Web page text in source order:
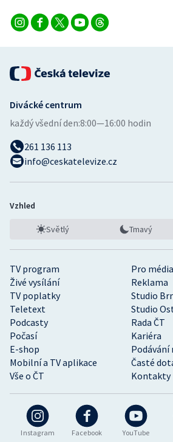
Volejbal
Instagram Facebook YouTube
TV program
Pro média
Živé vysílání
Reklama
TV poplatky
Studio
Teletext
Studio
Podcasty
Rada ČT
Počasí
Kariéra
E-shop
Podávání
Mobilní a TV aplikace
Časté
Vše o ČT
Kontakty
Divácké centrum
každý všední den:8:00—16:00 hodin
261 136 113
info@ceskatelevize.cz
Vzhled
Světlý Tmavý